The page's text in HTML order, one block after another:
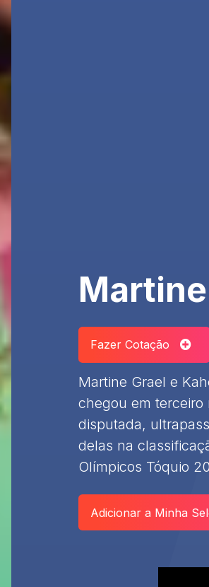
Fazer Cotação
Martine Grael e
chegou em
disputada,
delas na
Olímpicos Tóquio
Adicionar a Minha